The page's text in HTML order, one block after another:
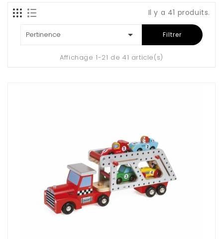
Il y a 41 produits.
Pertinence  Filtrer
Affichage 1-21 de 41 article(s)